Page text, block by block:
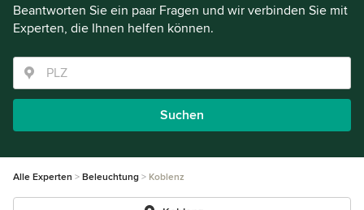
Beantworten Sie ein paar Fragen und wir verbinden Sie mit
Experten, die Ihnen helfen können.
Suchen
Alle Experten Beleuchtung Koblenz